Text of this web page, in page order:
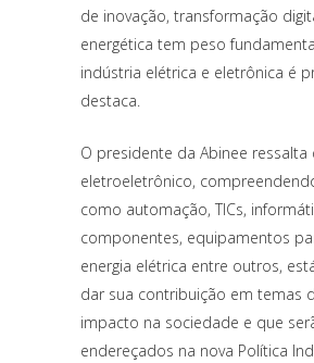
de inovação, transformação
energética tem peso
indústria elétrica e eletrônica é
destaca.
O presidente da Abinee
eletroeletrônico,
como automação, TICs,
componentes, equipamentos
energia elétrica entre outros,
dar sua contribuição em temas
impacto na sociedade e que
endereçados na nova Política